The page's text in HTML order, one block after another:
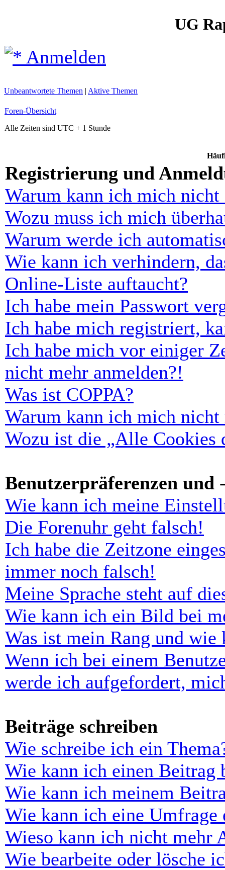
UG
Anmelden
Unbeantwortete Themen | Aktive Themen
Foren-Übersicht
Alle Zeiten sind UTC + 1 Stunde
Registrierung und
Warum kann ich mich nicht
Wozu muss ich mich
Warum werde ich
Wie kann ich verhindern,
Online-Liste auftaucht?
Ich habe mein Passwort
Ich habe mich registriert,
Ich habe mich vor einiger
nicht mehr anmelden?!
Was ist COPPA?
Warum kann ich mich nicht
Wozu ist die „Alle Cookies
Benutzerpräferenzen und
Wie kann ich meine
Die Forenuhr geht falsch!
Ich habe die Zeitzone
immer noch falsch!
Meine Sprache steht auf
Wie kann ich ein Bild bei
Was ist mein Rang und wie
Wenn ich bei einem
werde ich aufgefordert,
Beiträge schreiben
Wie schreibe ich ein
Wie kann ich einen Beitrag
Wie kann ich meinem
Wie kann ich eine Umfrage
Wieso kann ich nicht mehr
Wie bearbeite oder lösche